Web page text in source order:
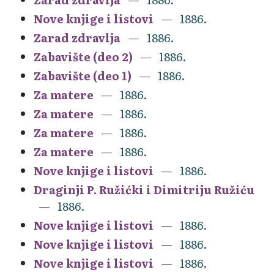
Nove knjige i listovi
1886.
Zarad zdravlja
1886.
Zabavište (deo 2)
1886.
Zabavište (deo 1)
1886.
Za matere
1886.
Za matere
1886.
Za matere
1886.
Za matere
1886.
Nove knjige i listovi
1886.
Draginji P. Ružićki i Dimitriju Ružiću
1886.
Nove knjige i listovi
1886.
Nove knjige i listovi
1886.
Nove knjige i listovi
1886.